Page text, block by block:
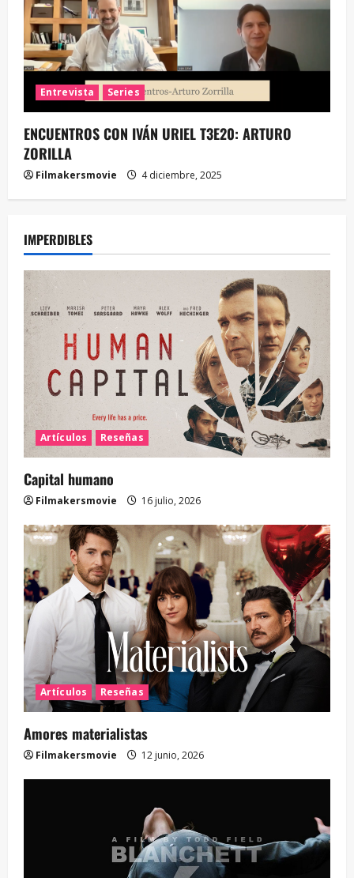
Entrevista Series
ENCUENTROS CON IVÁN URIEL T3E20: ARTURO
ZORILLA
Filmakersmovie 4 diciembre, 2025
IMPERDIBLES
Artículos Reseñas
Capital humano
Filmakersmovie 16 julio, 2026
Artículos Reseñas
Amores materialistas
Filmakersmovie 12 junio, 2026